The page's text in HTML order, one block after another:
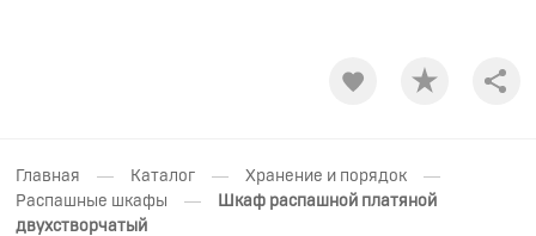
Главная — Каталог — Хранение и порядок —
Распашные шкафы —
Шкаф распашной платяной
двухстворчатый